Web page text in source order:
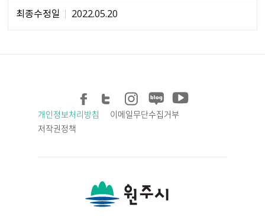
최종수정일 2022.05.20
개인정보처리방침
이메일무단수집거부
저작권정책